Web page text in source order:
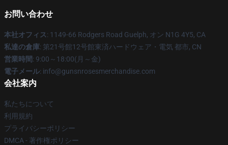
お問い合わせ
本社オフィス: 1149-66 Rodgers Road Guelph, オン N1G 4Y5, CA
私達の倉庫: 第21号館12号館東済ハードウェア・電気 都市, CN
営業時間: 9:00～18:00(月～金)
電子メール: info@gunsnrosesmerchandise.com
会社案内
私たちについて
利用規約
プライバシーポリシー
DMCA - 著作権ポリシー